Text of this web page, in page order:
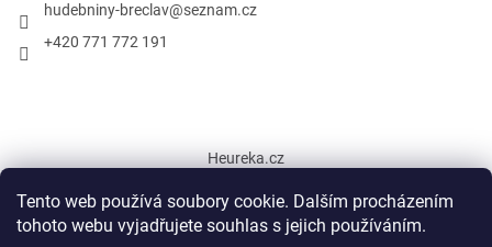
Tento web používá soubory cookie. Dalším procházením
tohoto webu vyjadřujete souhlas s jejich používáním.
hudebniny-breclav@seznam.cz
+420 771 772 191
Heureka.cz